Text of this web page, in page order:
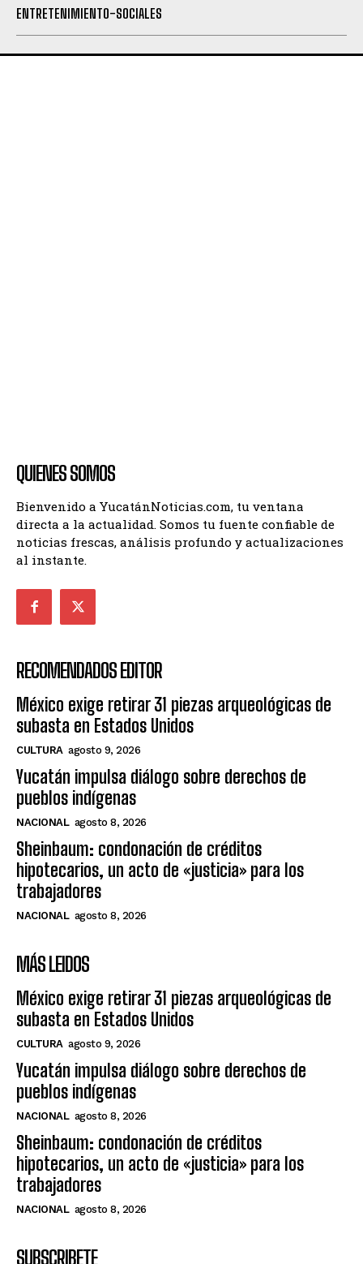
ENTRETENIMIENTO-SOCIALES
QUIENES SOMOS
Bienvenido a YucatánNoticias.com, tu ventana
directa a la actualidad. Somos tu fuente confiable de
noticias frescas, análisis profundo y actualizaciones
al instante.
RECOMENDADOS EDITOR
México exige retirar 31 piezas arqueológicas de
subasta en Estados Unidos
CULTURA agosto 9, 2026
Yucatán impulsa diálogo sobre derechos de
pueblos indígenas
NACIONAL agosto 8, 2026
Sheinbaum: condonación de créditos
hipotecarios, un acto de «justicia» para los
trabajadores
NACIONAL agosto 8, 2026
MÁS LEIDOS
México exige retirar 31 piezas arqueológicas de
subasta en Estados Unidos
CULTURA agosto 9, 2026
Yucatán impulsa diálogo sobre derechos de
pueblos indígenas
NACIONAL agosto 8, 2026
Sheinbaum: condonación de créditos
hipotecarios, un acto de «justicia» para los
trabajadores
NACIONAL agosto 8, 2026
SUBSCRIBETE